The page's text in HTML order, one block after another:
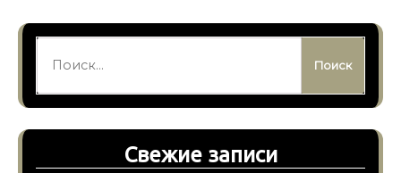
Свежие записи